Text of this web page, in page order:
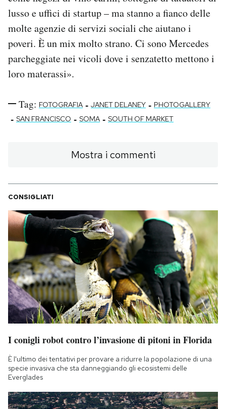
lusso e uffici di startup – ma stanno a fianco delle
molte agenzie di servizi sociali che aiutano i
poveri. È un mix molto strano. Ci sono Mercedes
parcheggiate nei vicoli dove i senzatetto mettono i
loro materassi».
Tag: FOTOGRAFIA - JANET DELANEY - PHOTOGALLERY
- SAN FRANCISCO - SOMA - SOUTH OF MARKET
Mostra i commenti
CONSIGLIATI
I conigli robot contro l’invasione di pitoni in Florida
È l'ultimo dei tentativi per provare a ridurre la popolazione di una
specie invasiva che sta danneggiando gli ecosistemi delle
Everglades